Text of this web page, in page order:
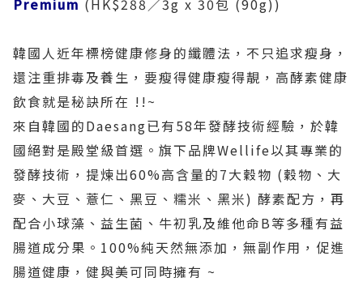
Premium (HK$288 ／3g x 30包 (90g))
韓國人近年標榜健康修身的纖體法，不只追求瘦身，
還注重排毒及養生，要瘦得健康瘦得靚，高酵素健康
飲食就是秘訣所在 !!~
來自韓國的Daesang已有58年發酵技術經驗，於韓
國絕對是殿堂級首選。旗下品牌Wellife以其專業的
發酵技術，提煉出60%高含量的7大穀物 (穀物、大
麥、大豆、薏仁、黑豆、糯米、黑米) 酵素配方，再
配合小球藻、益生菌、牛初乳及維他命B等多種有益
腸道成分果。100%純天然無添加，無副作用，促進
腸道健康，健與美可同時擁有 ~